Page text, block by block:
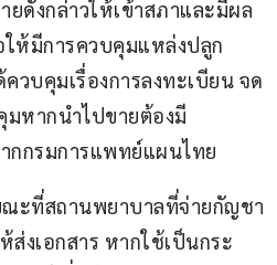
ยดังกล่าวให้เข้าสภาและมีผล
ให้มีการควบคุมแหล่งปลูก
วบคุมเรื่องการลงทะเบียน จด
มหากนำไปขายต้องมี
กกรมการแพทย์แผนไทย
ะที่สถานพยาบาลที่จ่ายกัญชา
งเอกสาร หากใช้เป็นกระ